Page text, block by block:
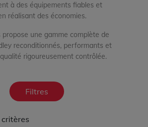
à des équipements fiables et
réalisant des économies.
propose une gamme complète de
reconditionnés, performants et
rigoureusement contrôlée.
Filtres
critères